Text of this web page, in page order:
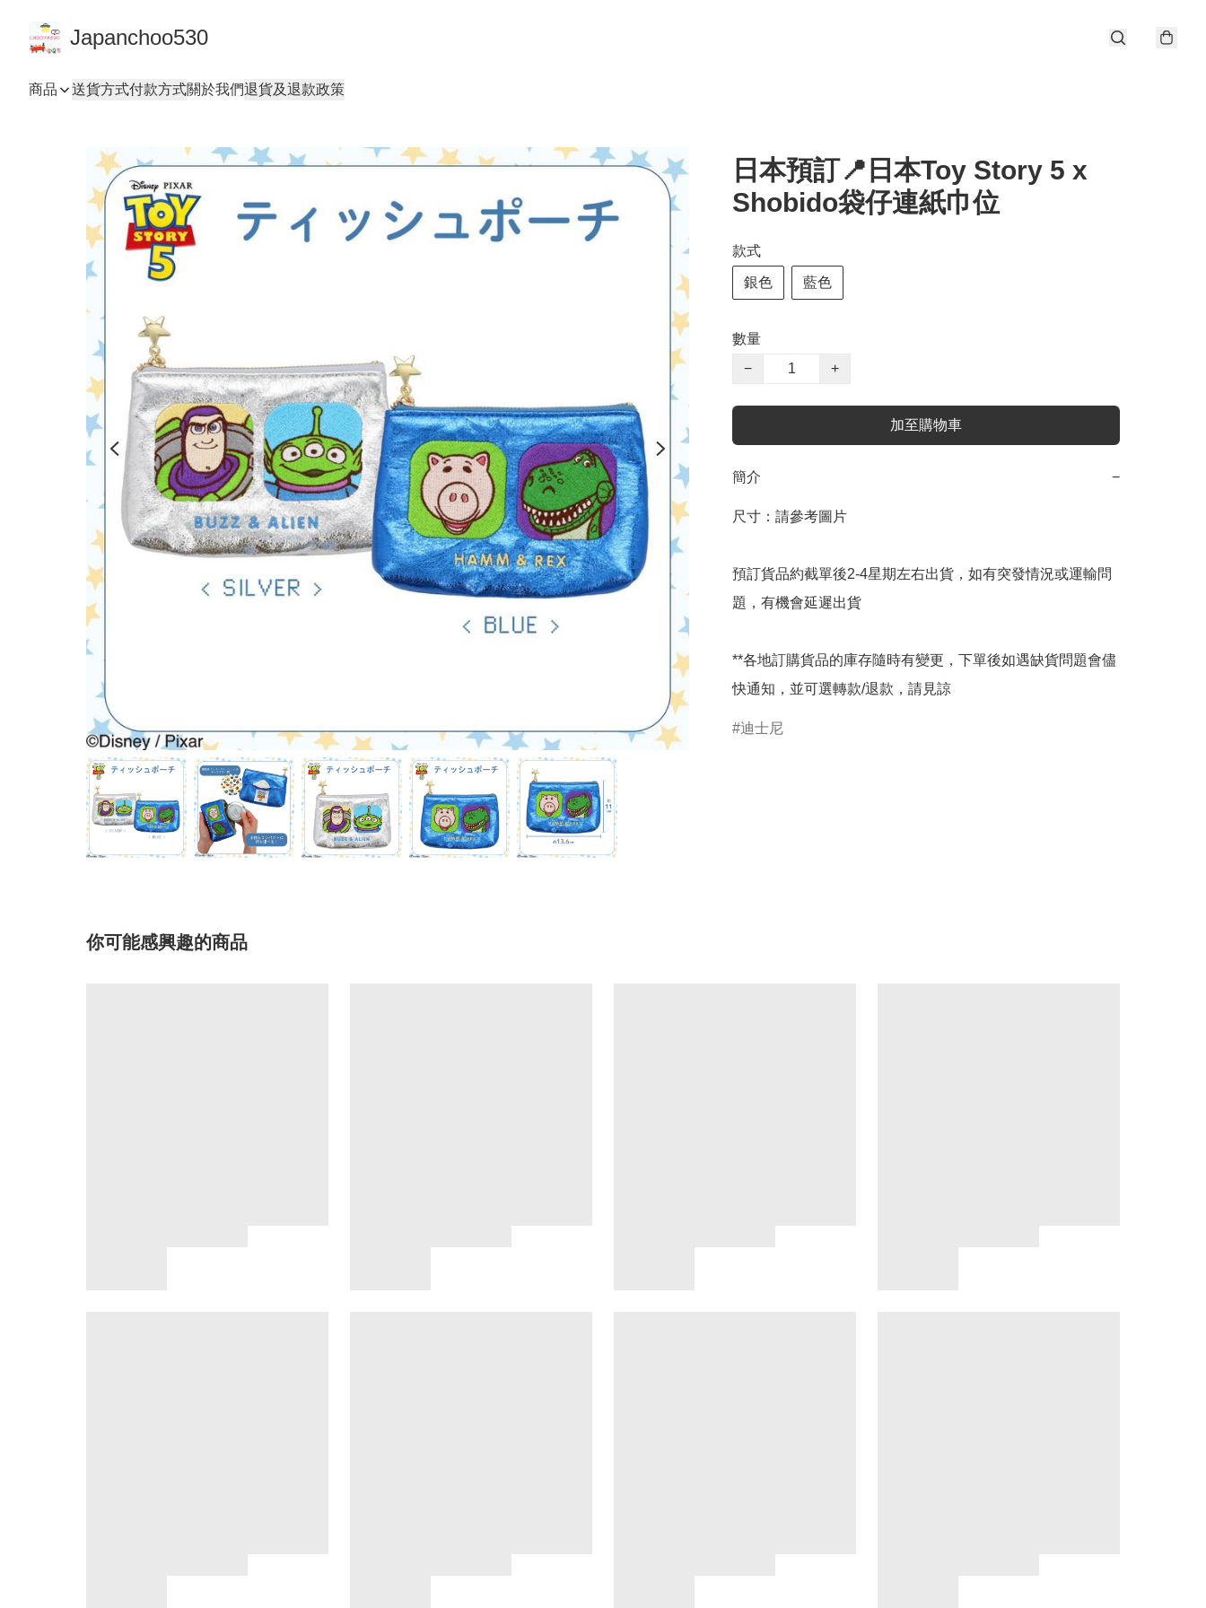
Japanchoo530
商品 送貨方式付款方式關於我們退貨及退款政策
日本預訂📍日本Toy Story 5 x
Shobido袋仔連紙巾位
款式
銀色 藍色
數量
−
+
加至購物車
簡介 −
尺寸：請參考圖片
預訂貨品約截單後2-4星期左右出貨，如有突發情況或運輸問
題，有機會延遲出貨
**各地訂購貨品的庫存隨時有變更，下單後如遇缺貨問題會儘
快通知，並可選轉款/退款，請見諒
迪士尼
你可能感興趣的商品